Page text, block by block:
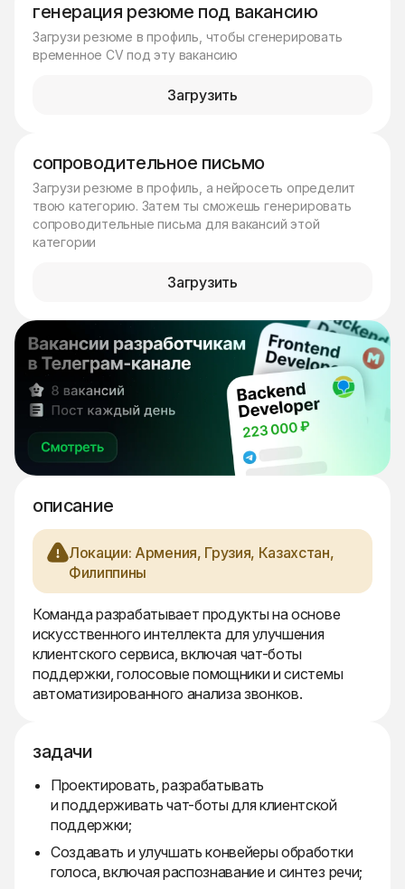
генерация резюме под вакансию
Загрузи резюме в профиль, чтобы сгенерировать
временное CV под эту вакансию
Загрузить
сопроводительное письмо
Загрузи резюме в профиль, а нейросеть определит
твою категорию. Затем ты сможешь генерировать
сопроводительные письма для вакансий этой
категории
Загрузить
описание
Локации: Армения, Грузия, Казахстан,
Филиппины
Команда разрабатывает продукты на основе
искусственного интеллекта для улучшения
клиентского сервиса, включая чат-боты
поддержки, голосовые помощники и системы
автоматизированного анализа звонков.
задачи
Проектировать, разрабатывать
и поддерживать чат-боты для клиентской
поддержки;
Создавать и улучшать конвейеры обработки
голоса, включая распознавание и синтез речи;